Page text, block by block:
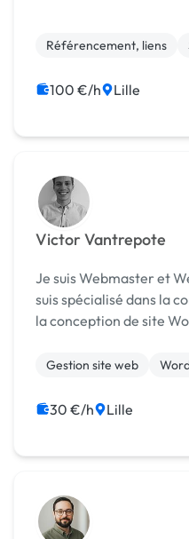
Référencement, liens
100 €/h Lille
Victor Vantrepote
Je suis Webmaster et
suis spécialisé dans la
la conception de site
à concevoir des sites
Gestion site web
30 €/h Lille